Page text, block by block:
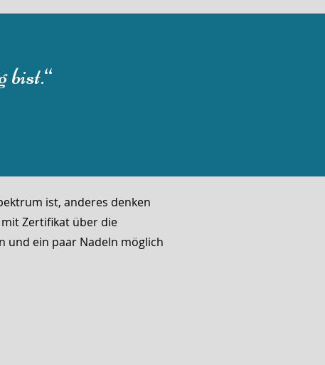
ist, anderes denken
Zertifikat über die
und ein paar Nadeln möglich